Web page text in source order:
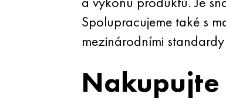
Spolupracujeme také s
mezinárodními
Nakupujte